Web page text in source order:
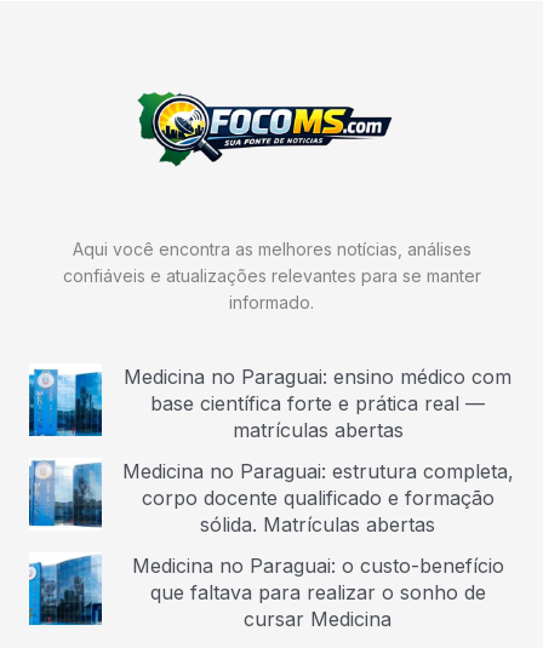
Aqui você encontra as melhores notícias, análises
confiáveis e atualizações relevantes para se manter
informado.
Medicina no Paraguai: ensino médico com
base científica forte e prática real —
matrículas abertas
Medicina no Paraguai: estrutura completa,
corpo docente qualificado e formação
sólida. Matrículas abertas
Medicina no Paraguai: o custo-benefício
que faltava para realizar o sonho de
cursar Medicina